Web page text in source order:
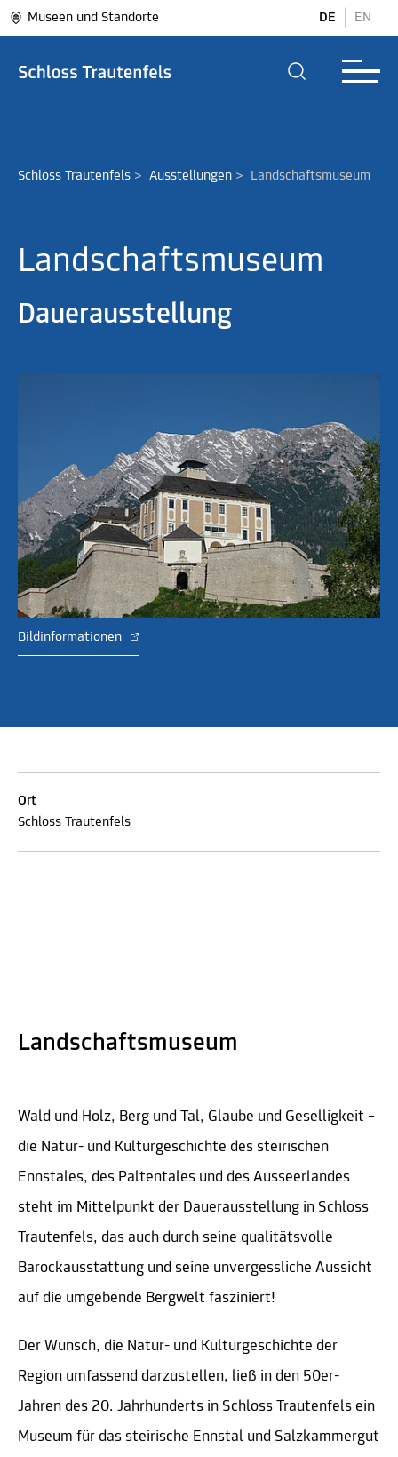
Museen und Standorte DE EN
Schloss Trautenfels > Ausstellungen > Landschaftsmuseum
Landschaftsmuseum
Dauerausstellung
Bildinformationen
Ort
Schloss Trautenfels
Landschaftsmuseum
Wald und Holz, Berg und Tal, Glaube und Geselligkeit –
die Natur- und Kulturgeschichte des steirischen
Ennstales, des Paltentales und des Ausseerlandes
steht im Mittelpunkt der Dauerausstellung in Schloss
Trautenfels, das auch durch seine qualitätsvolle
Barockausstattung und seine unvergessliche Aussicht
auf die umgebende Bergwelt fasziniert!
Der Wunsch, die Natur- und Kulturgeschichte der
Region umfassend darzustellen, ließ in den 50er-
Jahren des 20. Jahrhunderts in Schloss Trautenfels ein
Museum für das steirische Ennstal und Salzkammergut